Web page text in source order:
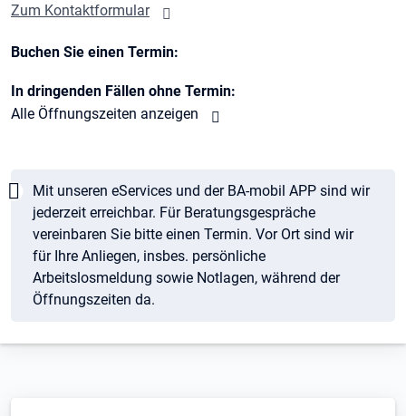
Zum Kontaktformular
Buchen Sie einen Termin:
In dringenden Fällen ohne Termin:
Alle Öffnungszeiten anzeigen
Mit unseren eServices und der BA-mobil APP sind wir
jederzeit erreichbar. Für Beratungsgespräche
vereinbaren Sie bitte einen Termin. Vor Ort sind wir
für Ihre Anliegen, insbes. persönliche
Arbeitslosmeldung sowie Notlagen, während der
Öffnungszeiten da.